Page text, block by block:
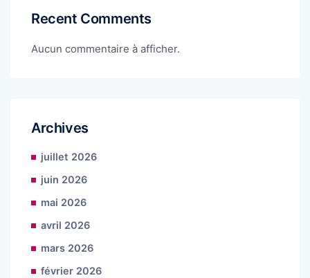
Recent Comments
Aucun commentaire à afficher.
Archives
juillet 2026
juin 2026
mai 2026
avril 2026
mars 2026
février 2026